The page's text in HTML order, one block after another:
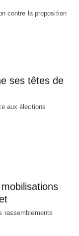
contre la proposition
ses têtes de
aux élections
rassemblements